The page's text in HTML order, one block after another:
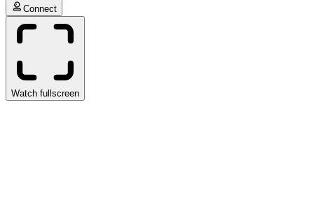
Connect
Watch fullscreen